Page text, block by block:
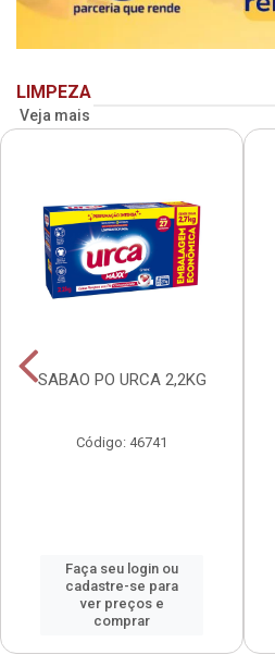
LIMPEZA
Veja mais
SABAO PO URCA 2,2KG
Código: 46741
Faça seu login ou
cadastre-se para
ver preços e
comprar